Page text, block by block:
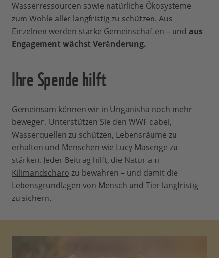
Wasserressourcen sowie natürliche Ökosysteme
zum Wohle aller langfristig zu schützen. Aus
Einzelnen werden starke Gemeinschaften – und aus
Engagement wächst Veränderung.
Ihre Spende hilft
Gemeinsam können wir in Unganisha noch mehr
bewegen. Unterstützen Sie den WWF dabei,
Wasserquellen zu schützen, Lebensräume zu
erhalten und Menschen wie Lucy Masenge zu
stärken. Jeder Beitrag hilft, die Natur am
Kilimandscharo zu bewahren – und damit die
Lebensgrundlagen von Mensch und Tier langfristig
zu sichern.